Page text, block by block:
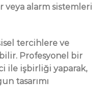
veya alarm sistemleri
tercihlere ve
Profesyonel bir
ile işbirliği yaparak,
tasarımı